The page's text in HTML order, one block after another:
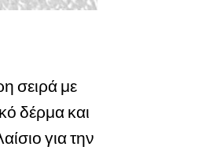
σειρά με
δέρμα και
για την